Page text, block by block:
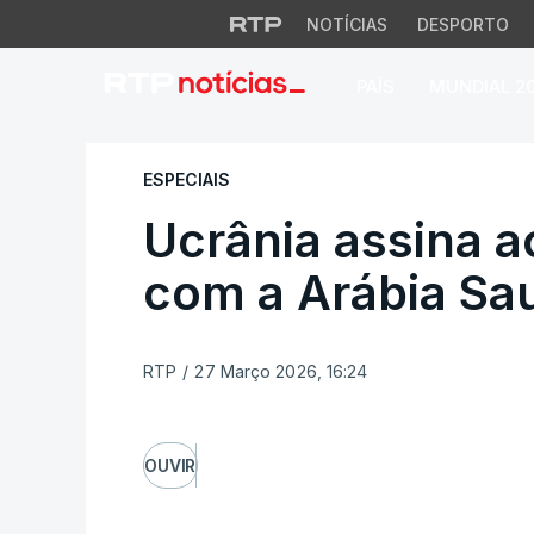
NOTÍCIAS DESPORTO
Ucrânia assina
ESPECIAIS
Ucrânia assina
com a Arábia
RTP / 27 Março 2026, 16:24
OUVIR